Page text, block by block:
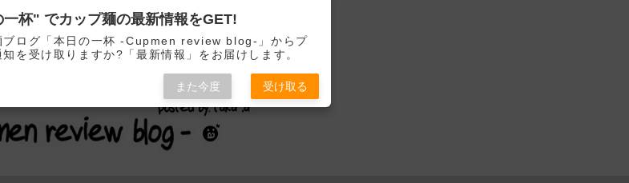
の新商品をレビュー / アレンジするブログ
杯" でカップ麺の最新情報をGET!
ブログ「本日の一杯 -Cupmen review blog-」からプ
知を受け取りますか?「最新情報」をお届けします。
また今度 受け取る